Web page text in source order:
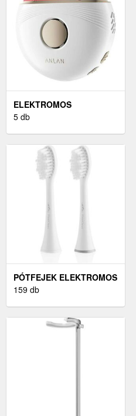
ELEKTROMOS
ARCMASSZÍROZÓ
5 db
PÓTFEJEK ELEKTROMOS
FOGKEFÉKHEZ
159 db